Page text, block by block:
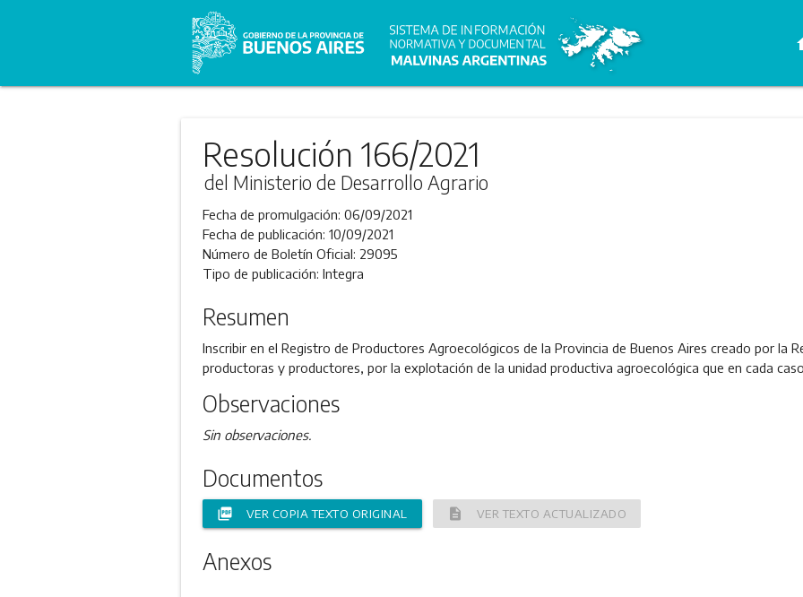
Resolución 166/2021
del Ministerio de Desarrollo Agrario
Fecha de promulgación: 06/09/2021
Fecha de publicación: 10/09/2021
Número de Boletín Oficial: 29095
Tipo de publicación: Integra
Resumen
Inscribir en el Registro de Productores Agroecológicos de la Provincia de Buenos Aires creado por la
productoras y productores, por la explotación de la unidad productiva agroecológica que en cada
Observaciones
Sin observaciones.
Documentos
picture_as_pdf VER COPIA TEXTO ORIGINAL description VER TEXTO ACTUALIZADO
Anexos